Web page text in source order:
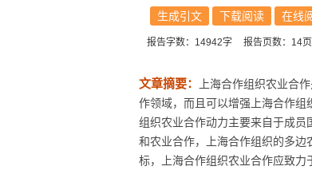
生成引文 下载阅读 在线
报告字数：14942字 报告页数：14页
文章摘要：
上海合作组织农业合
作领域，而且可以增强上海合作
组织农业合作动力主要来自于成
和农业合作，上海合作组织的多边
标，上海合作组织农业合作应致力